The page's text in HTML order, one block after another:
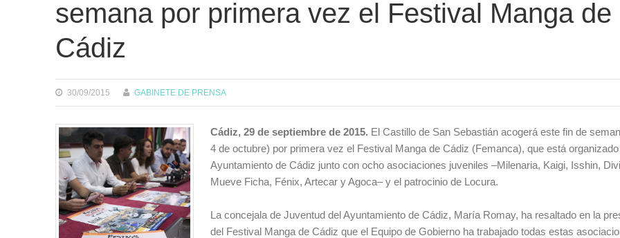
semana por primera vez el Festival Manga de
Cádiz
30/09/2015 GABINETE DE PRENSA
Cádiz, 29 de septiembre de 2015. El Castillo de San Sebastián acogerá este fin de
4 de octubre) por primera vez el Festival Manga de Cádiz (Femanca), que está
Ayuntamiento de Cádiz junto con ocho asociaciones juveniles –Milenaria, Kaigi, Isshin,
Mueve Ficha, Fénix, Artecar y Agoca– y el patrocinio de Locura.
La concejala de Juventud del Ayuntamiento de Cádiz, María Romay, ha resaltado en la
del Festival Manga de Cádiz que el Equipo de Gobierno ha trabajado todas estas